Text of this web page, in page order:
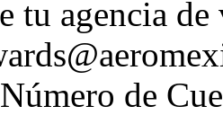
tu agencia
de